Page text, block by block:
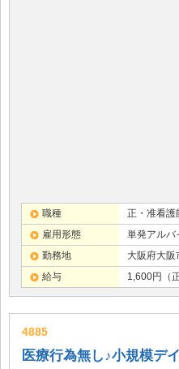
職種
正・准看護
雇用形態
単発アルバ
勤務地
大阪府大阪
給与
1,600円（
4885
医療行為無し♪小規模デ